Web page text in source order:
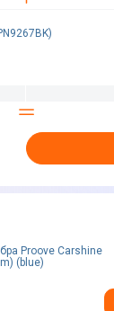
Proove Carshine
(blue)